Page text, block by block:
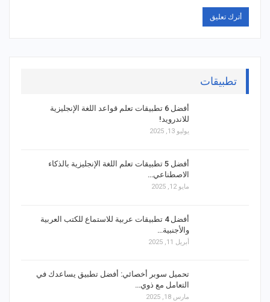
تطبيقات
أفضل 6 تطبيقات تعلم قواعد اللغة الإنجليزية
للاندرويد!
يوليو 13, 2025
أفضل 5 تطبيقات تعلم اللغة الإنجليزية بالذكاء
الاصطناعي…
مايو 12, 2025
أفضل 4 تطبيقات عربية للاستماع للكتب العربية
والأجنبية…
أبريل 11, 2025
تحميل سوبر أخصائي: أفضل تطبيق يساعدك في
التعامل مع ذوي…
مارس 18, 2025